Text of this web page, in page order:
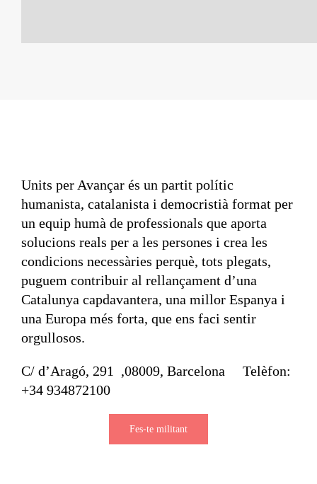
Units per Avançar és un partit polític
humanista, catalanista i democristià format per
un equip humà de professionals que aporta
solucions reals per a les persones i crea les
condicions necessàries perquè, tots plegats,
puguem contribuir al rellançament d’una
Catalunya capdavantera, una millor Espanya i
una Europa més forta, que ens faci sentir
orgullosos.
C/ d’Aragó, 291 ,08009, Barcelona Telèfon:
+34 934872100
Fes-te militant